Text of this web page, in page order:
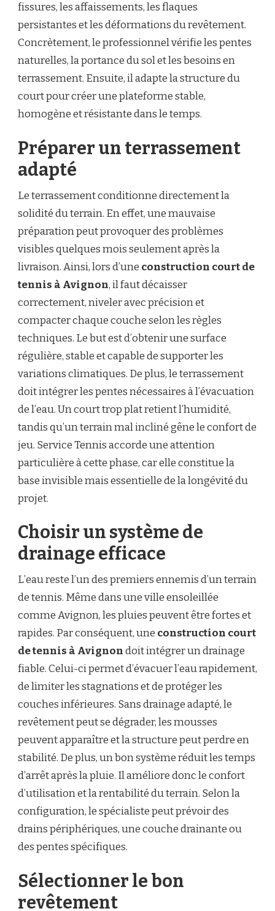
fissures, les affaissements, les flaques
persistantes et les déformations du revêtement.
Concrètement, le professionnel vérifie les pentes
naturelles, la portance du sol et les besoins en
terrassement. Ensuite, il adapte la structure du
court pour créer une plateforme stable,
homogène et résistante dans le temps.
Préparer un terrassement
adapté
Le terrassement conditionne directement la
solidité du terrain. En effet, une mauvaise
préparation peut provoquer des problèmes
visibles quelques mois seulement après la
livraison. Ainsi, lors d’une construction court de
tennis à Avignon, il faut décaisser
correctement, niveler avec précision et
compacter chaque couche selon les règles
techniques. Le but est d’obtenir une surface
régulière, stable et capable de supporter les
variations climatiques. De plus, le terrassement
doit intégrer les pentes nécessaires à l’évacuation
de l’eau. Un court trop plat retient l’humidité,
tandis qu’un terrain mal incliné gêne le confort de
jeu. Service Tennis accorde une attention
particulière à cette phase, car elle constitue la
base invisible mais essentielle de la longévité du
projet.
Choisir un système de
drainage efficace
L’eau reste l’un des premiers ennemis d’un terrain
de tennis. Même dans une ville ensoleillée
comme Avignon, les pluies peuvent être fortes et
rapides. Par conséquent, une construction court
de tennis à Avignondoit intégrer un drainage
fiable. Celui-ci permet d’évacuer l’eau rapidement,
de limiter les stagnations et de protéger les
couches inférieures. Sans drainage adapté, le
revêtement peut se dégrader, les mousses
peuvent apparaître et la structure peut perdre en
stabilité. De plus, un bon système réduit les temps
d’arrêt après la pluie. Il améliore donc le confort
d’utilisation et la rentabilité du terrain. Selon la
configuration, le spécialiste peut prévoir des
drains périphériques, une couche drainante ou
des pentes spécifiques.
Sélectionner le bon
revêtement